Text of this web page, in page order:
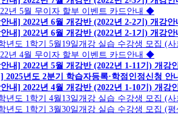
년 5월 무이자 할부 이벤트 카드안내 ◆
내] 2022년 6월 개강반 (2022년 2-2기) 개강안
내] 2022년 6월 개강반 (2022년 2-1기) 개강안
년도 1학기 5월19일개강 실습 수강생 모집 (
년 4월 무이자 할부 이벤트 카드안내 ◆
내] 2022년 5월 개강반 (2022년 1-11기) 개강
2025년도 2분기 학습자등록·학점인정신청 안
내] 2022년 4월 개강반 (2022년 1-10기) 개강
년도 1학기 4월13일개강 실습 수강생 모집 (
년도 1학기 3월30일개강 실습 수강생 모집 (